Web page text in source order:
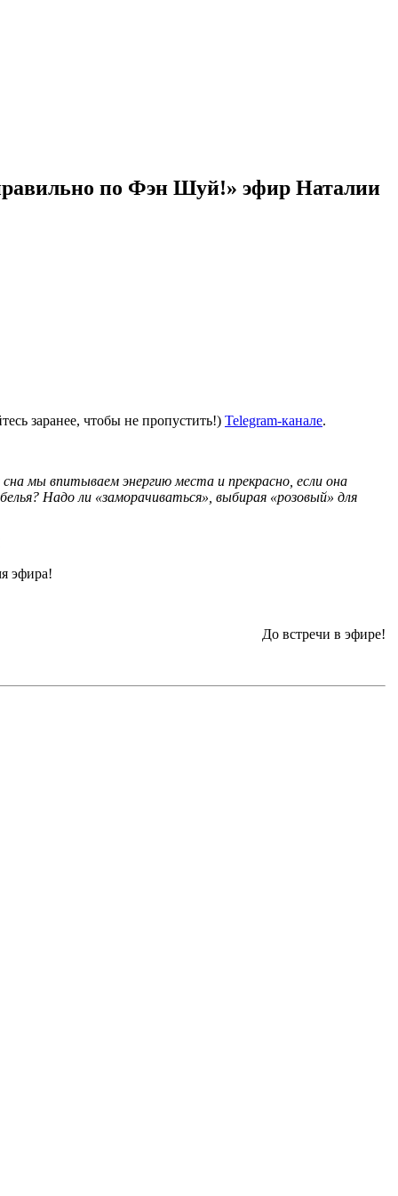
по Фэн Шуй!» эфир Наталии
заранее, чтобы не пропустить!) Telegram-канале.
мы впитываем энергию места и прекрасно, если она
Надо ли «заморачиваться», выбирая «розовый» для
эфира!
До встречи в эфире!